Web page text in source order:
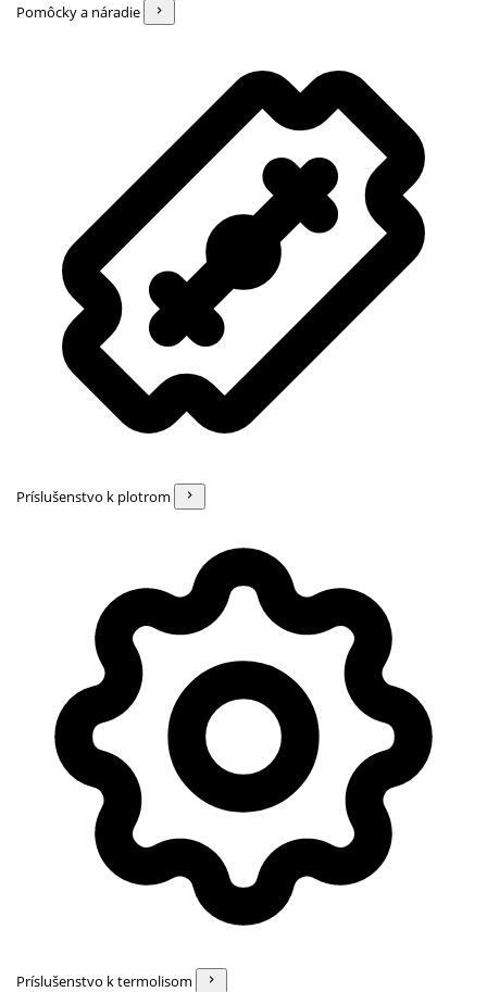
Pomôcky a náradie
Príslušenstvo k plotrom
Príslušenstvo k termolisom